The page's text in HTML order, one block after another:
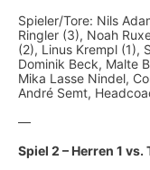
Spieler/Tore: Nils
Ringler (3), Noah
(2), Linus Krempl (1),
Dominik Beck, Malte
Mika Lasse Nindel,
André Semt,
—
Spiel 2 – Herren 1